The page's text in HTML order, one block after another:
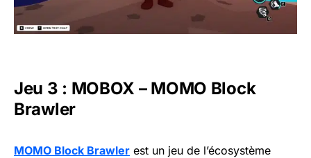
Jeu 3 : MOBOX – MOMO Block
Brawler
MOMO Block Brawler est un jeu de l’écosystème